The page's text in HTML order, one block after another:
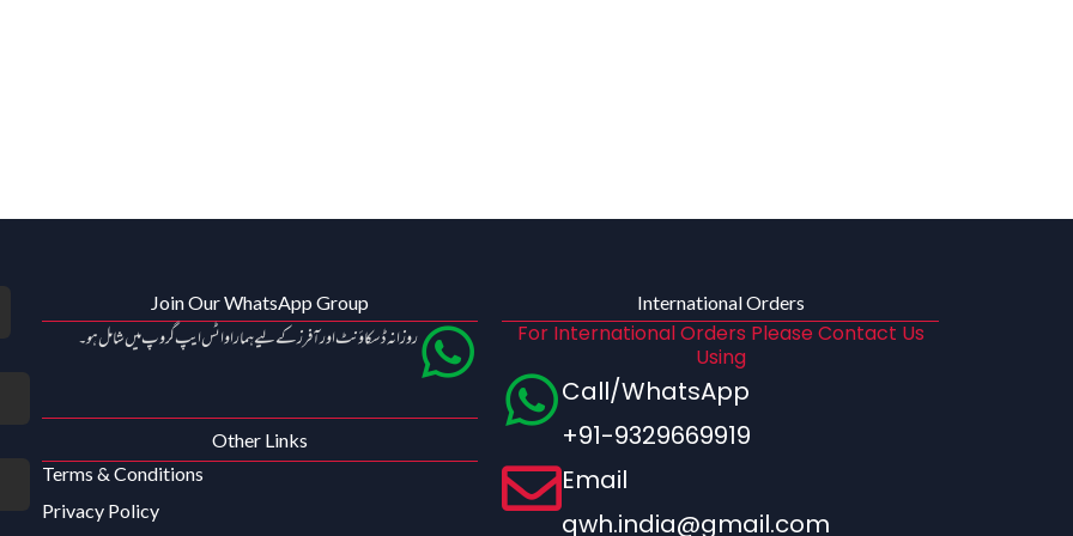
Join Our WhatsApp Group
روزانہ ڈسکاؤنٹ اور آفرز کے لیے ہمارا واٹس ایپ گروپ میں شامل ہو۔
Other Links
Terms & Conditions
Privacy Policy
International Orders
For International Orders Please Contact Us
Using
Call/WhatsApp
+91-9329669919
Email
qwh.india@gmail.com